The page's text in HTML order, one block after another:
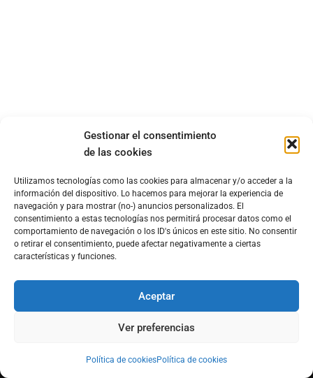
Gestionar el consentimiento
de las cookies
Utilizamos tecnologías como las cookies para almacenar y/o acceder a la
información del dispositivo. Lo hacemos para mejorar la experiencia de
navegación y para mostrar (no-) anuncios personalizados. El
consentimiento a estas tecnologías nos permitirá procesar datos como el
comportamiento de navegación o los ID's únicos en este sitio. No consentir
o retirar el consentimiento, puede afectar negativamente a ciertas
características y funciones.
Aceptar
Ver preferencias
Política de cookiesPolítica de cookies
DERECHOS RESERVADOS
Todos los derechos reservados®. Queda prohibida la
reproducción total o parcial de los contenidos escritos e
imágenes de este sitio sin la autorización por escrito de